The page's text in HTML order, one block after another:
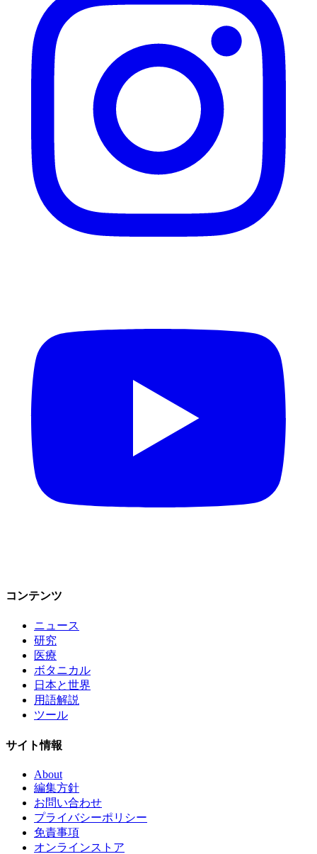
コンテンツ
ニュース
研究
医療
ボタニカル
日本と世界
用語解説
ツール
サイト情報
About
編集方針
お問い合わせ
プライバシーポリシー
免責事項
オンラインストア